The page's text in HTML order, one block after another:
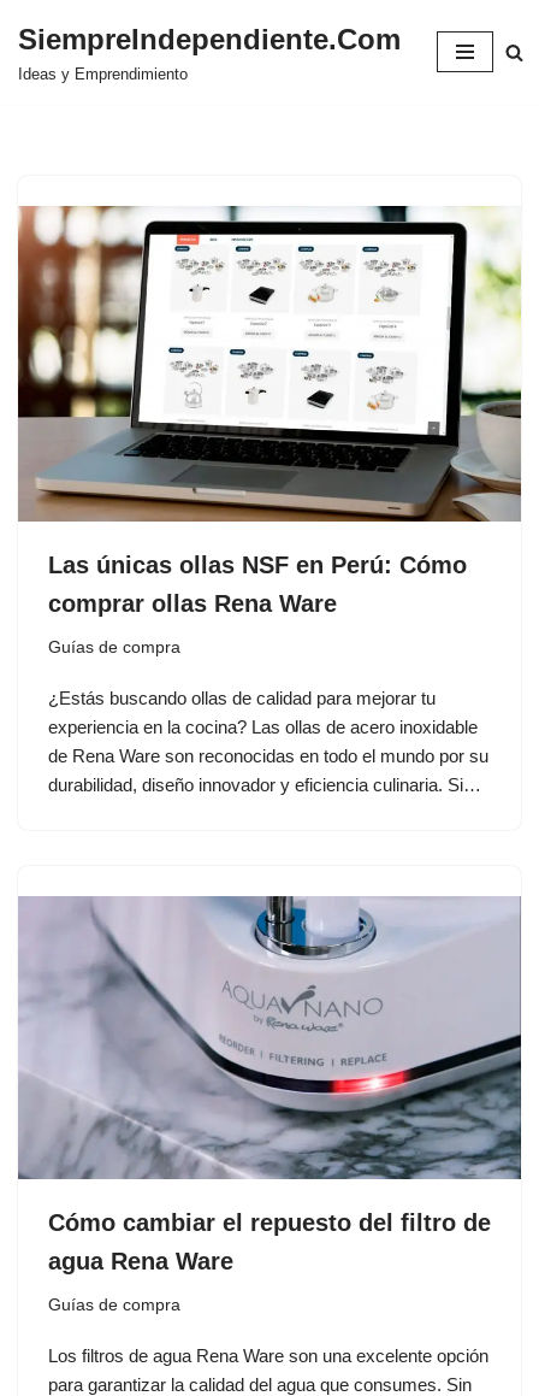
Saltar
SiempreIndependiente.Com
Ideas y Emprendimiento
Las únicas ollas NSF en Perú: Cómo
comprar ollas Rena Ware
Guías de compra
¿Estás buscando ollas de calidad para mejorar tu
experiencia en la cocina? Las ollas de acero inoxidable
de Rena Ware son reconocidas en todo el mundo por su
durabilidad, diseño innovador y eficiencia culinaria. Si…
Cómo cambiar el repuesto del filtro de
agua Rena Ware
Guías de compra
Los filtros de agua Rena Ware son una excelente opción
para garantizar la calidad del agua que consumes. Sin